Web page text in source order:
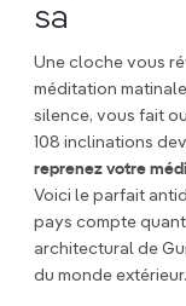
sa
Une cloche vous
méditation
silence, vous fait
108 inclinations
reprenez votre
Voici le parfait
pays compte
architectural de
du monde extérieur.